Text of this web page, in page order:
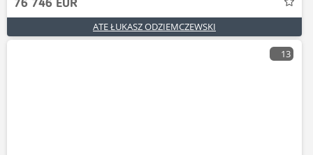
76 746 EUR
ATE ŁUKASZ ODZIEMCZEWSKI
13